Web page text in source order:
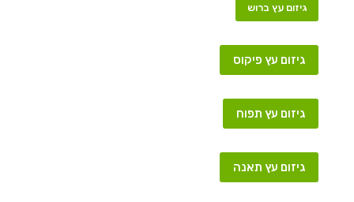
גיזום עץ ברוש
גיזום עץ פיקוס
גיזום עץ תפוח
גיזום עץ תאנה